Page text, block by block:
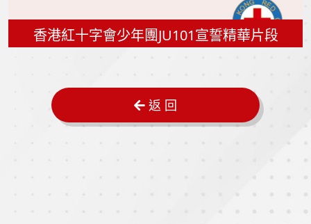
香港紅十字會少年團JU101宣誓精華片段
返 回